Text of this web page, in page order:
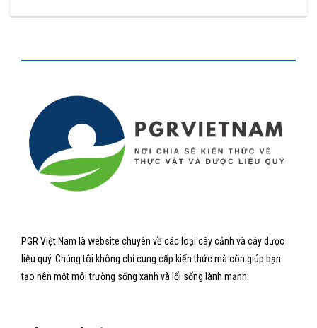
PGR Việt Nam là website chuyên về các loại cây cảnh và cây dược
liệu quý. Chúng tôi không chỉ cung cấp kiến thức mà còn giúp bạn
tạo nên một môi trường sống xanh và lối sống lành mạnh.